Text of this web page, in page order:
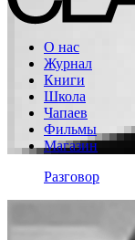
О нас
Журнал
Книги
Школа
Чапаев
Фильмы
Магазин
Разговор